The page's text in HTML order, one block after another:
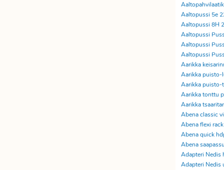
Aaltopussi 5e
Aaltopussi 8H
Aaltopussi
Aaltopussi
Aaltopussi
Aarikka
Aarikka puisto-
Aarikka puisto-
Aarikka tonttu
Aarikka
Abena classic
Abena flexi
Abena quick
Abena
Adapteri Nedis
Adapteri